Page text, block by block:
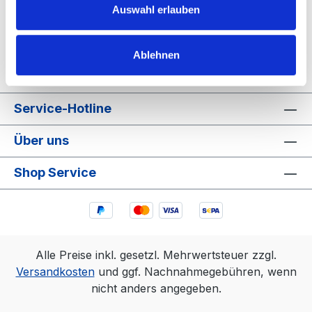
Auswahl erlauben
Ablehnen
Informationen zur Produktsicherheit
Service-Hotline
Über uns
Shop Service
Alle Preise inkl. gesetzl. Mehrwertsteuer zzgl.
Versandkostenund ggf. Nachnahmegebühren, wenn
nicht anders angegeben.